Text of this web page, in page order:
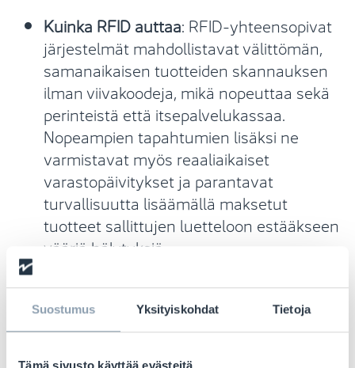
Suostumus Yksityiskohdat Tietoja
Kuinka RFID auttaa: RFID-yhteensopivat
järjestelmät mahdollistavat välittömän,
samanaikaisen tuotteiden skannauksen
ilman viivakoodeja, mikä nopeuttaa sekä
perinteistä että itsepalvelukassaa.
Nopeampien tapahtumien lisäksi ne
varmistavat myös reaaliaikaiset
varastopäivitykset ja parantavat
turvallisuutta lisäämällä maksetut
tuotteet sallittujen luetteloon estääkseen
vääriä hälytyksiä
tarkkuutta, tehokkuutta ja yleistä
ostokokemusta.
Asiakkaan etu: Ostajat viettävät
vähemmän aikaa jonossa, saaden